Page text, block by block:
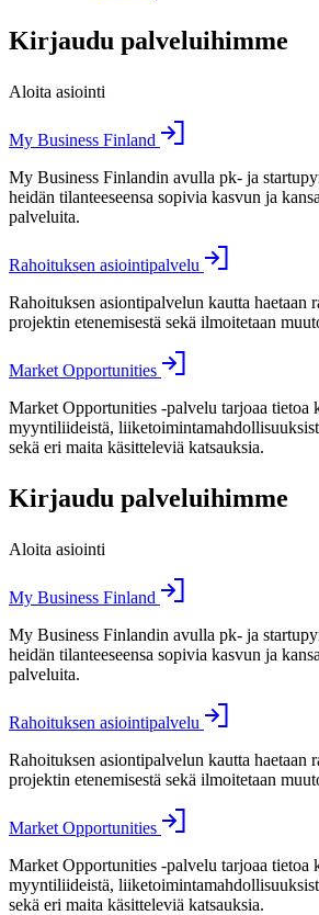
Kirjaudu palveluihimme
Aloita asiointi
My Business Finland
My Business Finlandin avulla pk- ja
heidän tilanteeseensa sopivia kasvun ja
palveluita.
Rahoituksen asiointipalvelu
Rahoituksen asiontipalvelun kautta haetaan
projektin etenemisestä sekä ilmoitetaan
Market Opportunities
Market Opportunities -palvelu tarjoaa tietoa
myyntiliideistä,
sekä eri maita käsitteleviä katsauksia.
Kirjaudu palveluihimme
Aloita asiointi
My Business Finland
My Business Finlandin avulla pk- ja
heidän tilanteeseensa sopivia kasvun ja
palveluita.
Rahoituksen asiointipalvelu
Rahoituksen asiontipalvelun kautta haetaan
projektin etenemisestä sekä ilmoitetaan
Market Opportunities
Market Opportunities -palvelu tarjoaa tietoa
myyntiliideistä,
sekä eri maita käsitteleviä katsauksia.